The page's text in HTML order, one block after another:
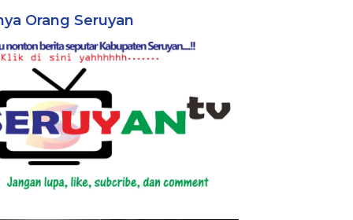
Orang Seruyan